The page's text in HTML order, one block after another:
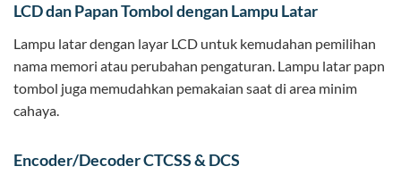
LCD dan Papan Tombol dengan Lampu Latar
Lampu latar dengan layar LCD untuk kemudahan pemilihan
nama memori atau perubahan pengaturan. Lampu latar papn
tombol juga memudahkan pemakaian saat di area minim
cahaya.
Encoder/Decoder CTCSS & DCS